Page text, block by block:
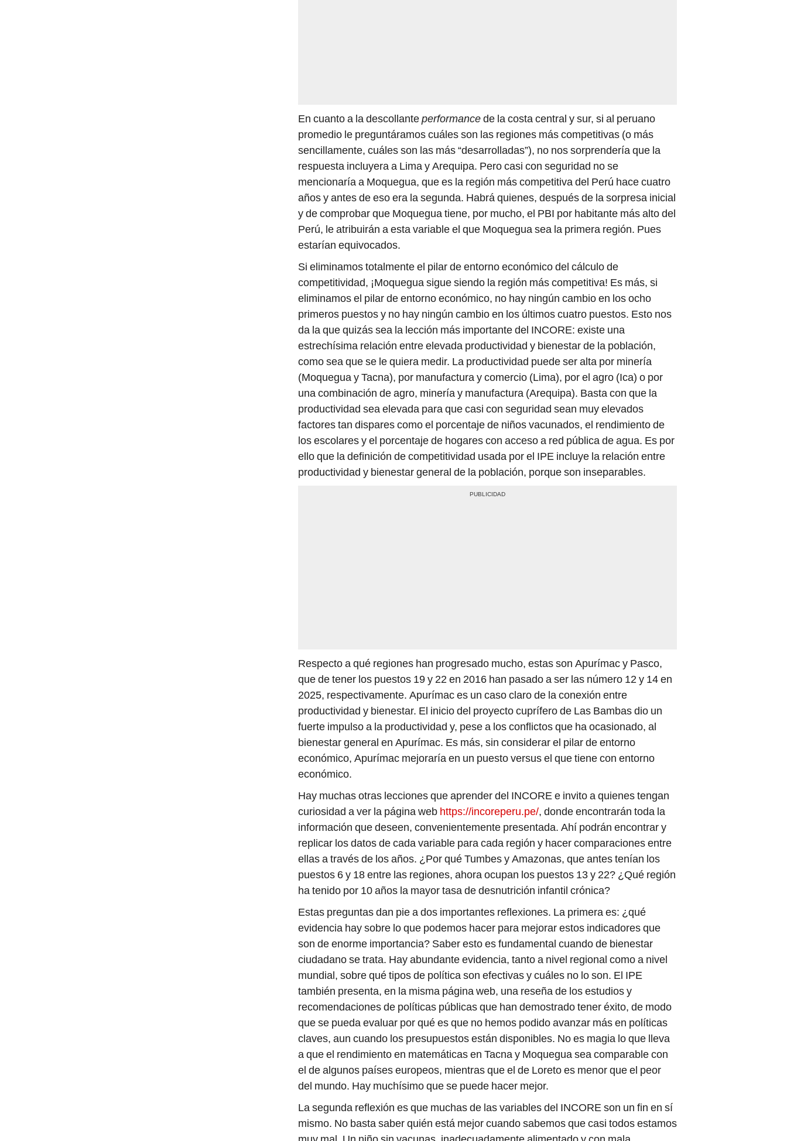
En cuanto a la descollanteperformancede la costa central y sur, si al peruano
promedio le preguntáramos cuáles son las regiones más competitivas (o más
sencillamente, cuáles son las más “desarrolladas”), no nos sorprendería que la
respuesta incluyera a Lima y Arequipa. Pero casi con seguridad no se
mencionaría a Moquegua, que es la región más competitiva del Perú hace cuatro
años y antes de eso era la segunda. Habrá quienes, después de la sorpresa inicial
y de comprobar que Moquegua tiene, por mucho, el PBI por habitante más alto del
Perú, le atribuirán a esta variable el que Moquegua sea la primera región. Pues
estarían equivocados.
Si eliminamos totalmente el pilar de entorno económico del cálculo de
competitividad, ¡Moquegua sigue siendo la región más competitiva! Es más, si
eliminamos el pilar de entorno económico, no hay ningún cambio en los ocho
primeros puestos y no hay ningún cambio en los últimos cuatro puestos. Esto nos
da la que quizás sea la lección más importante del INCORE: existe una
estrechísima relación entre elevada productividad y bienestar de la población,
como sea que se le quiera medir. La productividad puede ser alta por minería
(Moquegua y Tacna), por manufactura y comercio (Lima), por el agro (Ica) o por
una combinación de agro, minería y manufactura (Arequipa). Basta con que la
productividad sea elevada para que casi con seguridad sean muy elevados
factores tan dispares como el porcentaje de niños vacunados, el rendimiento de
los escolares y el porcentaje de hogares con acceso a red pública de agua. Es por
ello que la definición de competitividad usada por el IPE incluye la relación entre
productividad y bienestar general de la población, porque son inseparables.
Respecto a qué regiones han progresado mucho, estas son Apurímac y Pasco,
que de tener los puestos 19 y 22 en 2016 han pasado a ser las número 12 y 14 en
2025, respectivamente. Apurímac es un caso claro de la conexión entre
productividad y bienestar. El inicio del proyecto cuprífero de Las Bambas dio un
fuerte impulso a la productividad y, pese a los conflictos que ha ocasionado, al
bienestar general en Apurímac. Es más, sin considerar el pilar de entorno
económico, Apurímac mejoraría en un puesto versus el que tiene con entorno
económico.
Hay muchas otras lecciones que aprender del INCORE e invito a quienes tengan
curiosidad a ver la página web https://incoreperu.pe/, donde encontrarán toda la
información que deseen, convenientemente presentada. Ahí podrán encontrar y
replicar los datos de cada variable para cada región y hacer comparaciones entre
ellas a través de los años. ¿Por qué Tumbes y Amazonas, que antes tenían los
puestos 6 y 18 entre las regiones, ahora ocupan los puestos 13 y 22? ¿Qué región
ha tenido por 10 años la mayor tasa de desnutrición infantil crónica?
Estas preguntas dan pie a dos importantes reflexiones. La primera es: ¿qué
evidencia hay sobre lo que podemos hacer para mejorar estos indicadores que
son de enorme importancia? Saber esto es fundamental cuando de bienestar
ciudadano se trata. Hay abundante evidencia, tanto a nivel regional como a nivel
mundial, sobre qué tipos de política son efectivas y cuáles no lo son. El IPE
también presenta, en la misma página web, una reseña de los estudios y
recomendaciones de políticas públicas que han demostrado tener éxito, de modo
que se pueda evaluar por qué es que no hemos podido avanzar más en políticas
claves, aun cuando los presupuestos están disponibles. No es magia lo que lleva
a que el rendimiento en matemáticas en Tacna y Moquegua sea comparable con
el de algunos países europeos, mientras que el de Loreto es menor que el peor
del mundo. Hay muchísimo que se puede hacer mejor.
La segunda reflexión es que muchas de las variables del INCORE son un fin en sí
mismo. No basta saber quién está mejor cuando sabemos que casi todos estamos